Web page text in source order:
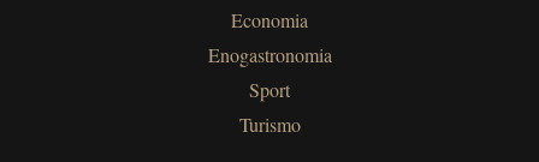
Economia
Enogastronomia
Sport
Turismo